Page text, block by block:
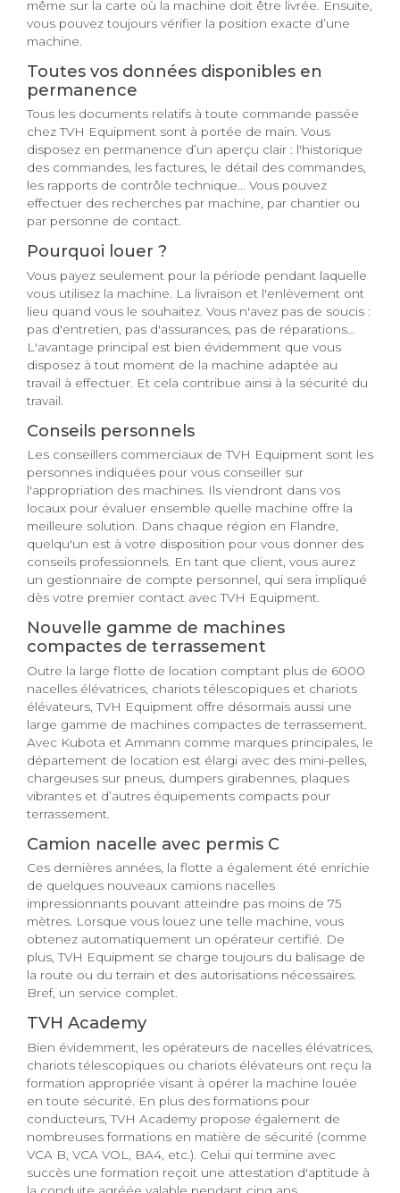
même sur la carte où la machine doit être livrée. Ensuite,
vous pouvez toujours vérifier la position exacte d’une
machine.
Toutes vos données disponibles en
permanence
Tous les documents relatifs à toute commande passée
chez TVH Equipment sont à portée de main. Vous
disposez en permanence d’un aperçu clair : l'historique
des commandes, les factures, le détail des commandes,
les rapports de contrôle technique... Vous pouvez
effectuer des recherches par machine, par chantier ou
par personne de contact.
Pourquoi louer ?
Vous payez seulement pour la période pendant laquelle
vous utilisez la machine. La livraison et l'enlèvement ont
lieu quand vous le souhaitez. Vous n'avez pas de soucis :
pas d'entretien, pas d'assurances, pas de réparations…
L'avantage principal est bien évidemment que vous
disposez à tout moment de la machine adaptée au
travail à effectuer. Et cela contribue ainsi à la sécurité du
travail.
Conseils personnels
Les conseillers commerciaux de TVH Equipment sont les
personnes indiquées pour vous conseiller sur
l'appropriation des machines. Ils viendront dans vos
locaux pour évaluer ensemble quelle machine offre la
meilleure solution. Dans chaque région en Flandre,
quelqu'un est à votre disposition pour vous donner des
conseils professionnels. En tant que client, vous aurez
un gestionnaire de compte personnel, qui sera impliqué
dès votre premier contact avec TVH Equipment.
Nouvelle gamme de machines
compactes de terrassement
Outre la large flotte de location comptant plus de 6000
nacelles élévatrices, chariots télescopiques et chariots
élévateurs, TVH Equipment offre désormais aussi une
large gamme de machines compactes de terrassement.
Avec Kubota et Ammann comme marques principales, le
département de location est élargi avec des mini-pelles,
chargeuses sur pneus, dumpers girabennes, plaques
vibrantes et d’autres équipements compacts pour
terrassement.
Camion nacelle avec permis C
Ces dernières années, la flotte a également été enrichie
de quelques nouveaux camions nacelles
impressionnants pouvant atteindre pas moins de 75
mètres. Lorsque vous louez une telle machine, vous
obtenez automatiquement un opérateur certifié. De
plus, TVH Equipment se charge toujours du balisage de
la route ou du terrain et des autorisations nécessaires.
Bref, un service complet.
TVH Academy
Bien évidemment, les opérateurs de nacelles élévatrices,
chariots télescopiques ou chariots élévateurs ont reçu la
formation appropriée visant à opérer la machine louée
en toute sécurité. En plus des formations pour
conducteurs, TVH Academy propose également de
nombreuses formations en matière de sécurité (comme
VCA B, VCA VOL, BA4, etc.). Celui qui termine avec
succès une formation reçoit une attestation d'aptitude à
la conduite agréée valable pendant cinq ans.